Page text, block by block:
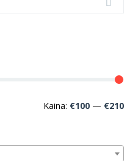
Kaina: €100 — €210